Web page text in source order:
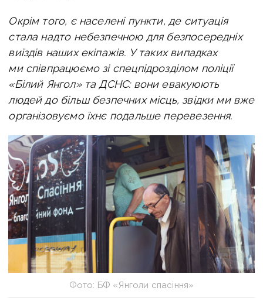
Окрім того, є населені пункти, де ситуація
стала надто небезпечною для безпосередніх
виїздів наших екіпажів. У таких випадках
ми співпрацюємо зі спецпідрозділом поліції
«Білий Янгол» та ДСНС: вони евакуюють
людей до більш безпечних місць, звідки ми вже
організовуємо їхнє подальше перевезення.
Фото: БФ «Янголи спасіння»